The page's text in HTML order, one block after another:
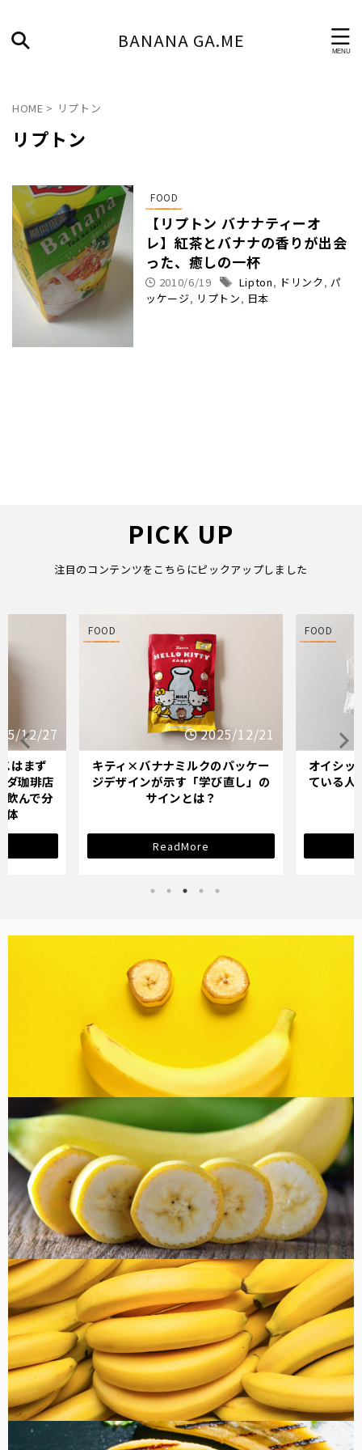
BANANA GA.ME
HOME > リプトン
リプトン
FOOD
【リプトン バナナティーオ
レ】紅茶とバナナの香りが出会
った、癒しの一杯
2010/6/19 Lipton, ドリンク, パ
ッケージ, リプトン, 日本
PICK UP
注目のコンテンツをこちらにピックアップしました
12/27
はまず
ダ珈琲店
飲んで分
体
FOOD
2025/12/21
キティ×バナナミルクのパッケー
ジデザインが示す「学び直し」の
サインとは？
ReadMore
FOOD
オイシッ
ている人
コラム
健康・美容
FOOD